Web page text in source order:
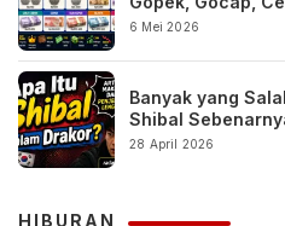
6 Mei 2026
Banyak yang
Shibal
28 April 2026
HIBURAN